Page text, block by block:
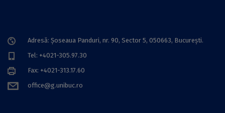
Adresă: Șoseaua Panduri, nr. 90, Sector 5, 050663, Bucureşti.
Tel: +4021-305.97.30
Fax: +4021-313.17.60
office@g.unibuc.ro